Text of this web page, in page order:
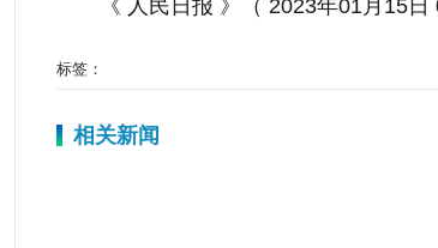
《 人民日报 》（ 2023年01月15日
标签：
相关新闻